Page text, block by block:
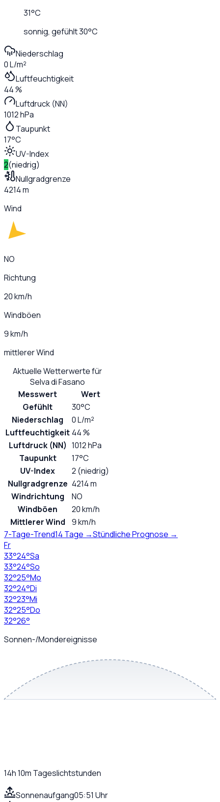
31°C
sonnig, gefühlt30°C
Niederschlag
0 L/m²
Luftfeuchtigkeit
44 %
Luftdruck (NN)
1012 hPa
Taupunkt
17°C
UV-Index
2(niedrig)
Nullgradgrenze
4214 m
Wind
NO
Richtung
20 km/h
Windböen
9 km/h
mittlerer Wind
Aktuelle Wetterwerte für
Selva di Fasano
Messwert
Wert
Gefühlt
30°C
Niederschlag
0 L/m²
Luftfeuchtigkeit 44 %
Luftdruck (NN) 1012 hPa
Taupunkt
17°C
UV-Index
2 (niedrig)
Nullgradgrenze 4214 m
Windrichtung
NO
Windböen
20 km/h
Mittlerer Wind
9 km/h
7-Tage-Trend14 Tage →Stündliche Prognose →
Fr
33°24°Sa
33°24°So
32°25°Mo
32°24°Di
32°23°Mi
32°25°Do
32°26°
Sonnen-/Mondereignisse
14h 10m Tageslichtstunden
Sonnenaufgang05:51 Uhr